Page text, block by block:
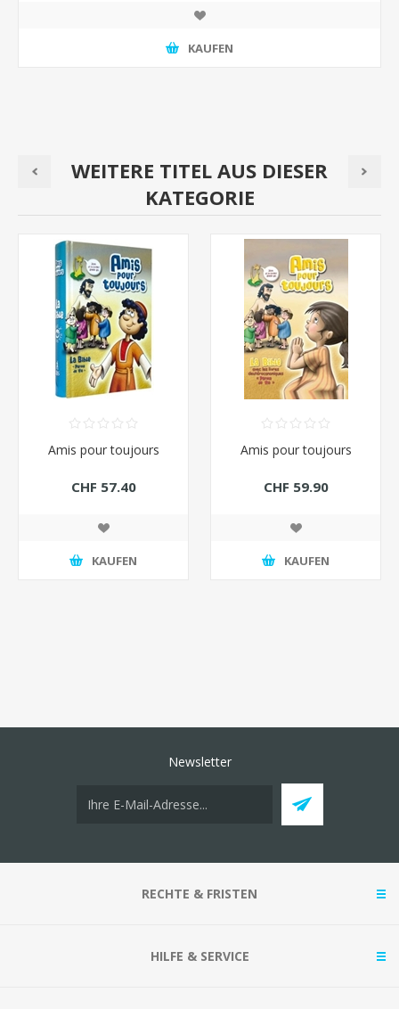
KAUFEN
WEITERE TITEL AUS DIESER
KATEGORIE
Amis pour toujours
CHF 57.40
KAUFEN
Amis pour toujours
CHF 59.90
KAUFEN
Newsletter
RECHTE & FRISTEN
HILFE & SERVICE